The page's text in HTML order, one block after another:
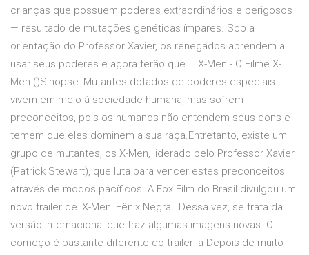
crianças que possuem poderes extraordinários e perigosos
— resultado de mutações genéticas ímpares. Sob a
orientação do Professor Xavier, os renegados aprendem a
usar seus poderes e agora terão que … X-Men - O Filme X-
Men ()Sinopse: Mutantes dotados de poderes especiais
vivem em meio à sociedade humana, mas sofrem
preconceitos, pois os humanos não entendem seus dons e
temem que eles dominem a sua raça.Entretanto, existe um
grupo de mutantes, os X-Men, liderado pelo Professor Xavier
(Patrick Stewart), que luta para vencer estes preconceitos
através de modos pacíficos. A Fox Film do Brasil divulgou um
novo trailer de 'X-Men: Fênix Negra'. Dessa vez, se trata da
versão internacional que traz algumas imagens novas. O
começo é bastante diferente do trailer la Depois de muito